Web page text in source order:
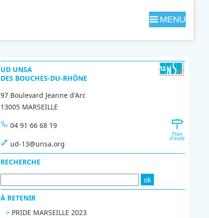
Navigation
M
e
n
u
UD UNSA
DES BOUCHES-DU-RHÔNE
97 Boulevard Jeanne d'Arc
13005 MARSEILLE
Plan
d'accès
04 91 66 68 19
ud-13@unsa.org
RECHERCHE
À RETENIR
PRIDE MARSEILLE 2023